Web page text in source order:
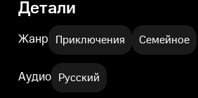
Детали
Жанр Приключения Семейное
Аудио Русский